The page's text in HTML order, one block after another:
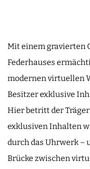
Mit einem gravierten
Federhauses
modernen virtuellen
Besitzer exklusive
Hier betritt der
exklusiven Inhalten
durch das Uhrwerk –
Brücke zwischen